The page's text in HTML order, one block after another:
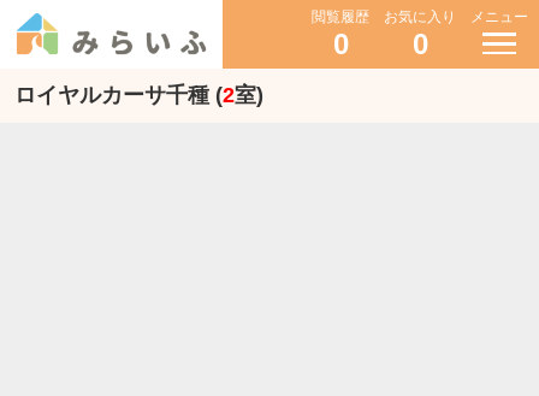
閲覧履歴
0
お気に入り
0
メニュー
ロイヤルカーサ千種 (2室)